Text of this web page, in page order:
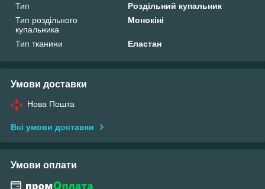
Тип
Роздільний купальник
Тип роздільного
купальника
Монокіні
Тип тканини Еластан
Умови доставки
Нова Пошта
Всі умови доставки
Умови оплати